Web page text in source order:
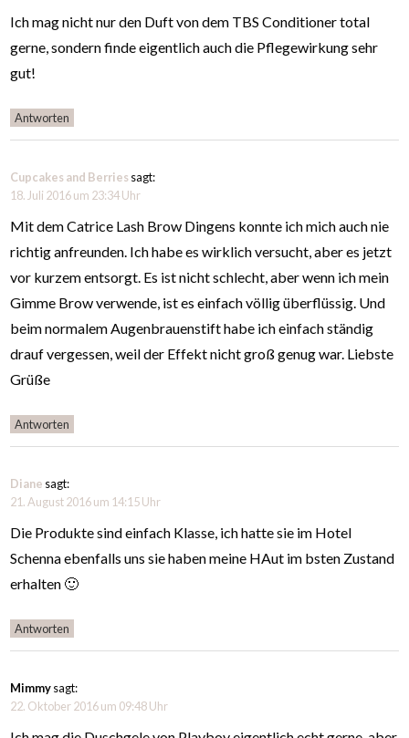
Ich mag nicht nur den Duft von dem TBS Conditioner total
gerne, sondern finde eigentlich auch die Pflegewirkung sehr
gut!
Antworten
Cupcakes and Berriessagt:
18. Juli 2016 um 23:34 Uhr
Mit dem Catrice Lash Brow Dingens konnte ich mich auch nie
richtig anfreunden. Ich habe es wirklich versucht, aber es jetzt
vor kurzem entsorgt. Es ist nicht schlecht, aber wenn ich mein
Gimme Brow verwende, ist es einfach völlig überflüssig. Und
beim normalem Augenbrauenstift habe ich einfach ständig
drauf vergessen, weil der Effekt nicht groß genug war. Liebste
Grüße
Antworten
Diane sagt:
21. August 2016 um 14:15 Uhr
Die Produkte sind einfach Klasse, ich hatte sie im Hotel
Schenna ebenfalls uns sie haben meine HAut im bsten Zustand
erhalten 🙂
Antworten
Mimmysagt:
22. Oktober 2016 um 09:48 Uhr